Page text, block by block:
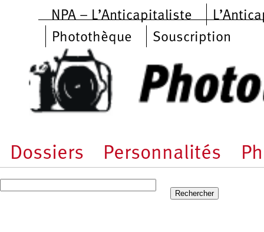
Aller au contenu principal
NPA – L’Anticapitaliste
Photothèque
Souscription
Dossiers Personnalités